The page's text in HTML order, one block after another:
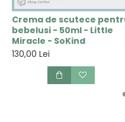
Crema de scutece
bebelusi - 50ml - Little
Miracle - SoKind
130,00 Lei